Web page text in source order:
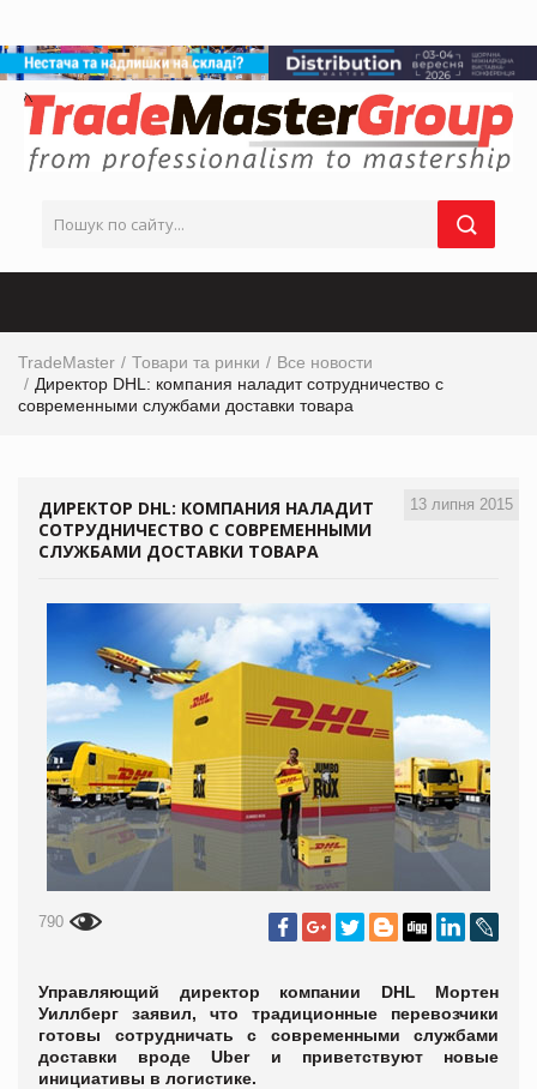
TradeMaster Товари та ринки
Все новости
Директор DHL: компания наладит сотрудничество с
современными службами доставки товара
13 липня 2015
ДИРЕКТОР DHL: КОМПАНИЯ НАЛАДИТ
СОТРУДНИЧЕСТВО С СОВРЕМЕННЫМИ
СЛУЖБАМИ ДОСТАВКИ ТОВАРА
790
Управляющий директор компании DHL Мортен
Уиллберг заявил, что традиционные перевозчики
готовы сотрудничать с современными службами
доставки вроде Uber и приветствуют новые
инициативы в логистике.